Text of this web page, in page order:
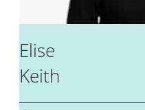
Elise
Keith